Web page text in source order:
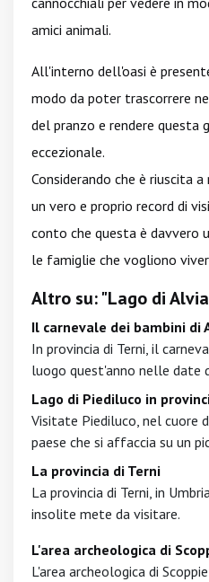
amici animali.
All'interno dell'oasi è
modo da poter trascorrere
del pranzo e rendere questa
eccezionale.
Considerando che è riuscita
un vero e proprio record di
conto che questa è davvero
le famiglie che vogliono
Altro su: "Lago di
Il carnevale dei bambini di
In provincia di Terni, il
luogo quest'anno nelle date
Lago di Piediluco in
Visitate Piediluco, nel cuore
paese che si affaccia su un
La provincia di Terni
La provincia di Terni, in
insolite mete da visitare.
L'area archeologica di
L'area archeologica di